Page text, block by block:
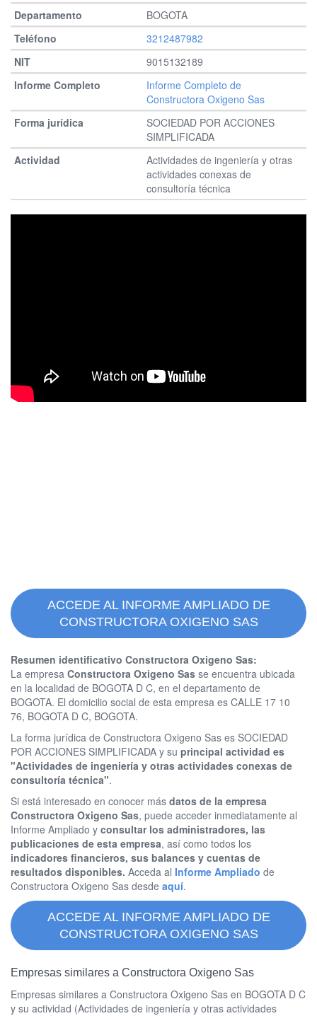
BOGOTA
3212487982
9015132189
Informe Completo de
Constructora Oxigeno Sas
SOCIEDAD POR ACCIONES
SIMPLIFICADA
Actividades de ingeniería y otras
actividades conexas de
consultoría técnica
ACCEDE AL INFORME AMPLIADO DE
CONSTRUCTORA OXIGENO SAS
Resumen identificativo Constructora Oxigeno Sas:
La empresa Constructora Oxigeno Sas se encuentra ubicada
en la localidad de BOGOTA D C, en el departamento de
BOGOTA. El domicilio social de esta empresa es CALLE 17 10
76, BOGOTA D C, BOGOTA.
La forma jurídica de Constructora Oxigeno Sas es SOCIEDAD
POR ACCIONES SIMPLIFICADA y su principal actividad es
"Actividades de ingeniería y otras actividades conexas de
consultoría técnica".
Si está interesado en conocer más datos de la empresa
Constructora Oxigeno Sas, puede acceder inmediatamente al
Informe Ampliado y consultar los administradores, las
publicaciones de esta empresa, así como todos los
indicadores financieros, sus balances y cuentas de
resultados disponibles. Acceda al Informe Ampliado de
Constructora Oxigeno Sas desde aquí.
ACCEDE AL INFORME AMPLIADO DE
CONSTRUCTORA OXIGENO SAS
Empresas similares a Constructora Oxigeno Sas
Empresas similares a Constructora Oxigeno Sas en BOGOTA D C
y su actividad (Actividades de ingeniería y otras actividades